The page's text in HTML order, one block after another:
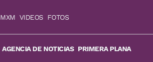
MXM VIDEOS FOTOS
AGENCIA DE NOTICIAS PRIMERA PLANA